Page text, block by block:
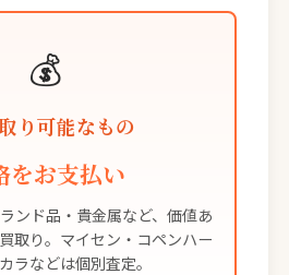
💰
り可能なもの
をお支払い
ンド品・貴金属など、価値あ
取り。マイセン・コペンハー
ラなどは個別査定。